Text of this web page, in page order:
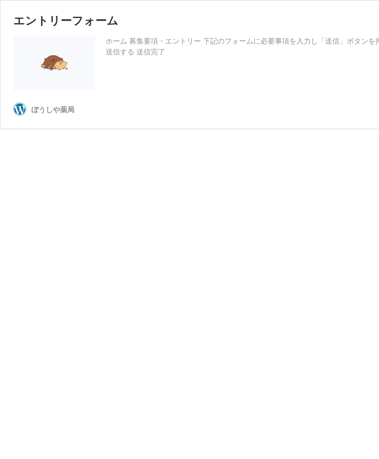
エントリーフォーム
ホーム 募集要項・エントリー 下記のフォームに必要事項を入力し「送信」ボタン
送信する 送信完了
ぼうしや薬局